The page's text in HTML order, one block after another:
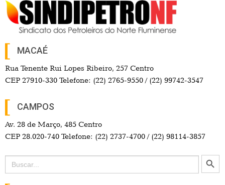
MACAÉ
Rua Tenente Rui Lopes Ribeiro, 257 Centro
CEP 27910-330 Telefone: (22) 2765-9550 / (22) 99742-3547
CAMPOS
Av. 28 de Março, 485 Centro
CEP 28.020-740 Telefone: (22) 2737-4700 / (22) 98114-3857
Search
for:
Search Button